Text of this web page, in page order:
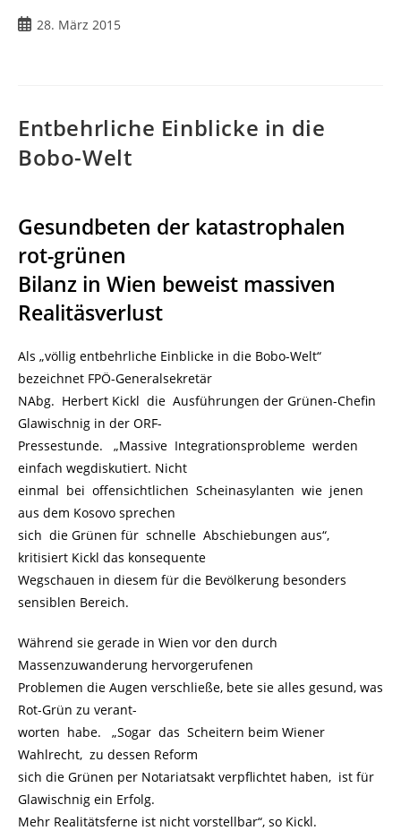
Beitrag28. März 2015
Entbehrliche Einblicke in die
Bobo-Welt
Gesundbeten der katastrophalen
rot-grünen
Bilanz in Wien beweist massiven
Realitäsverlust
Als „völlig entbehrliche Einblicke in die Bobo-Welt“
bezeichnet FPÖ-Generalsekretär
NAbg. Herbert Kickl die Ausführungen der Grünen-Chefin
Glawischnig in der ORF-
Pressestunde. „Massive Integrationsprobleme werden
einfach wegdiskutiert. Nicht
einmal bei offensichtlichen Scheinasylanten wie jenen
aus dem Kosovo sprechen
sich die Grünen für schnelle Abschiebungen aus“,
kritisiert Kickl das konsequente
Wegschauen in diesem für die Bevölkerung besonders
sensiblen Bereich.
Während sie gerade in Wien vor den durch
Massenzuwanderung hervorgerufenen
Problemen die Augen verschließe, bete sie alles gesund, was
Rot-Grün zu verant-
worten habe. „Sogar das Scheitern beim Wiener
Wahlrecht, zu dessen Reform
sich die Grünen per Notariatsakt verpflichtet haben, ist für
Glawischnig ein Erfolg.
Mehr Realitätsferne ist nicht vorstellbar“, so Kickl.